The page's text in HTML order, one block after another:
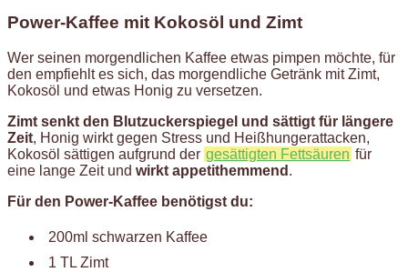
Power-Kaffee mit Kokosöl und Zimt
Wer seinen morgendlichen Kaffee etwas pimpen möchte, für
den empfiehlt es sich, das morgendliche Getränk mit Zimt,
Kokosöl und etwas Honig zu versetzen.
Zimt senkt den Blutzuckerspiegel und sättigt für längere
Zeit, Honig wirkt gegen Stress und Heißhungerattacken,
Kokosöl sättigen aufgrund der gesättigten Fettsäuren für
eine lange Zeit und wirkt appetithemmend .
Für den Power-Kaffee benötigst du:
200ml schwarzen Kaffee
1 TL Zimt